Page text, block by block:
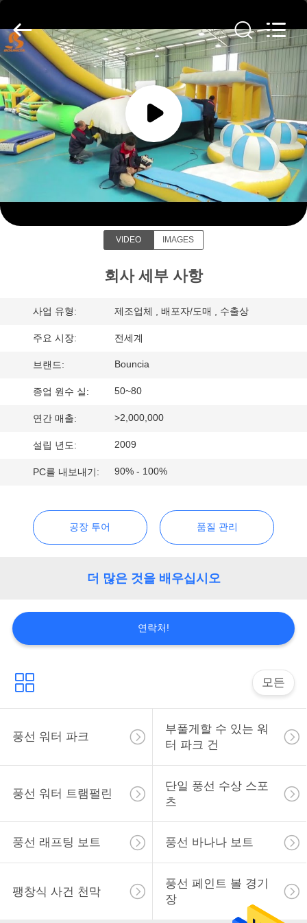
집
제
품
화
면
질
관
리
락
세
요
용
©
2026
Guangzhou
Bouncia
Inflatables
Factory.
All
Rights
Reserved.
Guangzhou Bouncia Inflatables Factory
VIDEO IMAGES
회사 세부 사항
사업 유형: 제조업체 , 배포자/도매 , 수출상
주요 시장: 전세계
브랜드: Bouncia
종업 원수 실: 50~80
연간 매출: >2,000,000
설립 년도: 2009
PC를 내보내기: 90% - 100%
공장 투어 품질 관리
더 많은 것을 배우십시오
연락처!
모든
풍선 워터 파크
부풀게할 수 있는 워
터 파크 건
풍선 워터 트램펄린
단일 풍선 수상 스포
츠
풍선 래프팅 보트 풍선 바나나 보트
팽창식 사건 천막
풍선 페인트 볼 경기
장